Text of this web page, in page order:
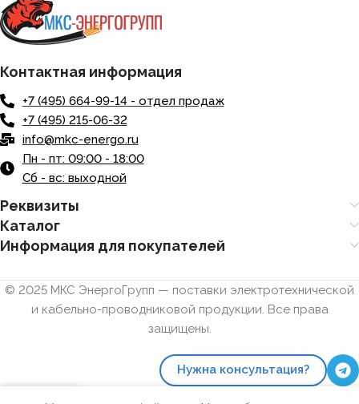
Контактная информация
+7 (495) 664-99-14 - отдел продаж
+7 (495) 215-06-32
info@mkc-energo.ru
Пн - пт: 09:00 - 18:00
Сб - вс: выходной
Реквизиты
Каталог
Информация для покупателей
© 2025 МКС ЭнергоГрупп — поставки электротехнической
и кабельно-проводниковой продукции. Все права
защищены.
Нужна консультация?